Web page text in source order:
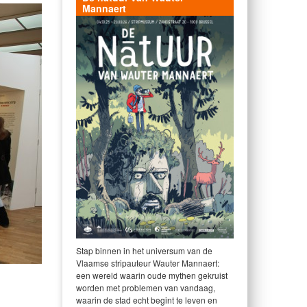
Mannaert
Stap binnen in het universum van de
Vlaamse stripauteur Wauter Mannaert:
een wereld waarin oude mythen gekruist
worden met problemen van vandaag,
waarin de stad echt begint te leven en